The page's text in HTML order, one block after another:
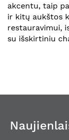
akcentu, taip
ir kitų aukštos
restauravimui,
su išskirtiniu